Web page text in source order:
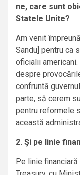
ne, care sunt
Statele Unite?
Am venit
Sandu] pentru ca
oficialii
despre
confruntă
parte, să cerem
pentru reformele
această
2. Şi pe linie
Pe linie